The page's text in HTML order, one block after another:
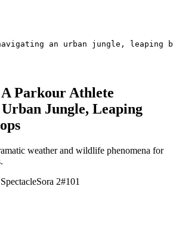
an urban jungle, leaping
Parkour Athlete
Jungle, Leaping
weather and wildlife phenomena for
Sora 2#101